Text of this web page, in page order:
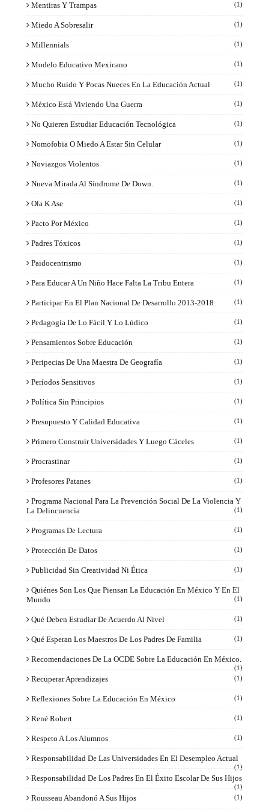
Mentiras Y Trampas (1)
Miedo A Sobresalir (1)
Millennials (1)
Modelo Educativo Mexicano (1)
Mucho Ruido Y Pocas Nueces En La Educación Actual (1)
México Está Viviendo Una Guerra (1)
No Quieren Estudiar Educación Tecnológica (1)
Nomofobia O Miedo A Estar Sin Celular (1)
Noviazgos Violentos (1)
Nueva Mirada Al Síndrome De Down. (1)
Ola K Ase (1)
Pacto Por México (1)
Padres Tóxicos (1)
Paidocentrismo (1)
Para Educar A Un Niño Hace Falta La Tribu Entera (1)
Participar En El Plan Nacional De Desarrollo 2013-2018 (1)
Pedagogía De Lo Fácil Y Lo Lúdico (1)
Pensamientos Sobre Educación (1)
Peripecias De Una Maestra De Geografía (1)
Períodos Sensitivos (1)
Política Sin Principios (1)
Presupuesto Y Calidad Educativa (1)
Primero Construir Universidades Y Luego Cáceles (1)
Procrastinar (1)
Profesores Patanes (1)
Programa Nacional Para La Prevención Social De La Violencia Y
La Delincuencia
(1)
Programas De Lectura (1)
Protección De Datos (1)
Publicidad Sin Creatividad Ni Ética (1)
Quiénes Son Los Que Piensan La Educación En México Y En El
Mundo
(1)
Qué Deben Estudiar De Acuerdo Al Nivel (1)
Qué Esperan Los Maestros De Los Padres De Familia (1)
Recomendaciones De La OCDE Sobre La Educación En México.
(1)
Recuperar Aprendizajes (1)
Reflexiones Sobre La Educación En México (1)
René Robert (1)
Respeto A Los Alumnos (1)
Responsabilidad De Las Universidades En El Desempleo Actual
(1)
Responsabilidad De Los Padres En El Éxito Escolar De Sus Hijos
(1)
Rousseau Abandonó A Sus Hijos (1)